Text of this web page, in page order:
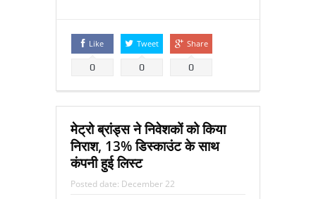
Like
0
Tweet
0
Share
0
मेट्रो ब्रांड्स ने निवेशकों को किया
निराश, 13% डिस्काउंट के साथ
कंपनी हुई लिस्ट
Posted date: December 22